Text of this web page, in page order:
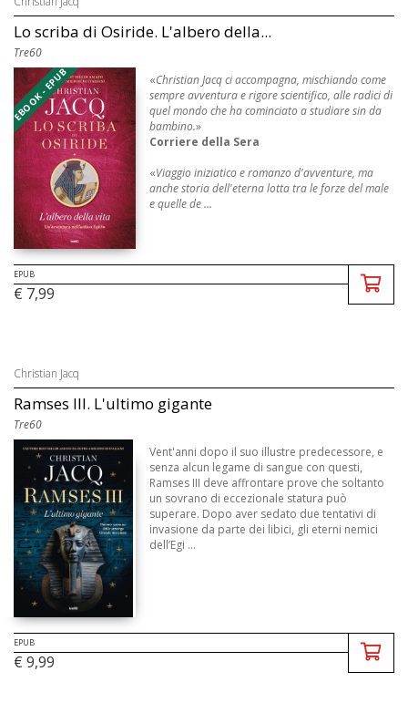
Lo scriba di Osiride. L'albero della...
Tre60
EBOOK - EPUB «Christian Jacq ci accompagna, mischiando come
sempre avventura e rigore scientifico, alle radici di
quel mondo che ha cominciato a studiare sin da
bambino.»
Corriere della Sera
«Viaggio iniziatico e romanzo d'avventure, ma
anche storia dell'eterna lotta tra le forze del male
e quelle de ...
EPUB
€ 7,99
Christian Jacq
Ramses III. L'ultimo gigante
Tre60
Vent'anni dopo il suo illustre predecessore, e
senza alcun legame di sangue con questi,
Ramses III deve affrontare prove che soltanto
un sovrano di eccezionale statura può
superare. Dopo aver sedato due tentativi di
invasione da parte dei libici, gli eterni nemici
dell’Egi ...
EPUB
€ 9,99